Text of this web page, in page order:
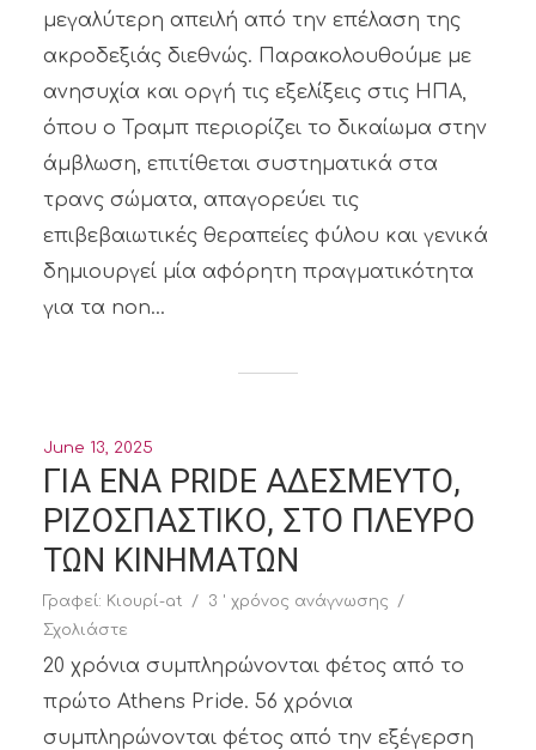
μεγαλύτερη απειλή από την επέλαση της
ακροδεξιάς διεθνώς. Παρακολουθούμε με
ανησυχία και οργή τις εξελίξεις στις ΗΠΑ,
όπου ο Τραμπ περιορίζει το δικαίωμα στην
άμβλωση, επιτίθεται συστηματικά στα
τρανς σώματα, απαγορεύει τις
επιβεβαιωτικές θεραπείες φύλου και γενικά
δημιουργεί μία αφόρητη πραγματικότητα
για τα non...
June 13, 2025
ΓΙΑ ΕΝΑ PRIDE ΑΔΕΣΜΕΥΤΟ,
ΡΙΖΟΣΠΑΣΤΙΚΟ, ΣΤΟ ΠΛΕΥΡΟ
ΤΩΝ ΚΙΝΗΜΑΤΩΝ
Γραφεί: Κιουρί-at
3 ' χρόνος ανάγνωσης
Σχολιάστε
20 χρόνια συμπληρώνονται φέτος από το
πρώτο Athens Pride. 56 χρόνια
συμπληρώνονται φέτος από την εξέγερση